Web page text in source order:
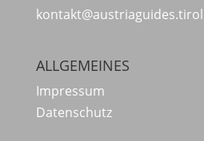
kontakt@austriaguides.tirol
ALLGEMEINES
Impressum
Datenschutz